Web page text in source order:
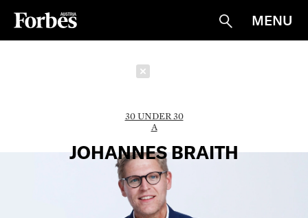
Suche
MENU
30 UNDER 30
A
JOHANNES BRAITH